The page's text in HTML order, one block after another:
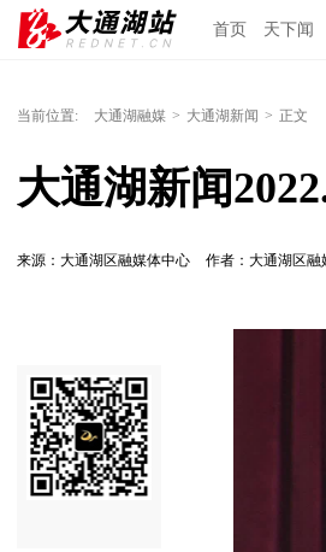
首页 天下闻
当前位置: 大通湖融媒 > 大通湖新闻 > 正文
大通湖新闻
来源：大通湖区融媒体中心 作者：大通湖区融